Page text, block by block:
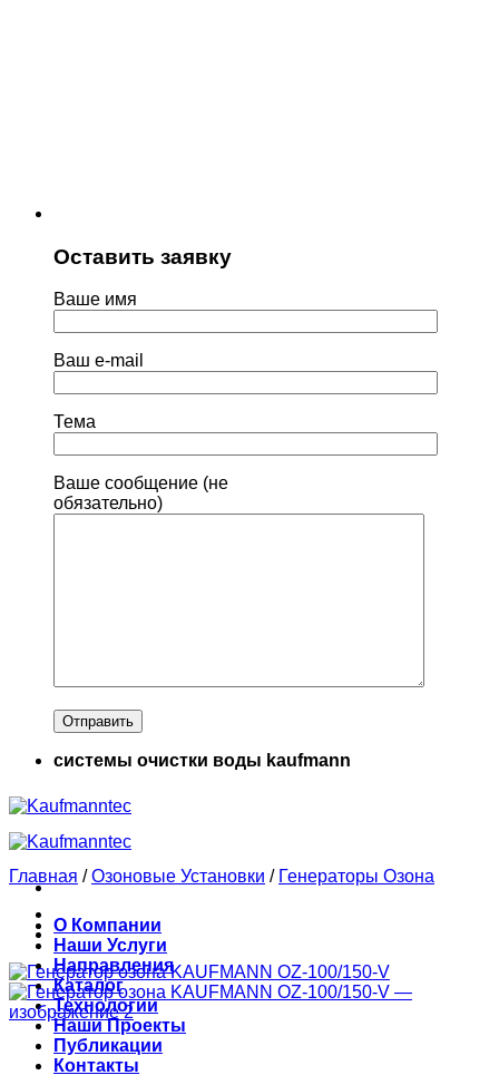
Оставить заявку
Ваше имя
Ваш e-mail
Тема
Ваше сообщение (не
обязательно)
системы очистки воды kaufmann
О Компании
Наши Услуги
Направления
Каталог
Технологии
Наши Проекты
Публикации
Контакты
Главная / Озоновые Установки / Генераторы Озона